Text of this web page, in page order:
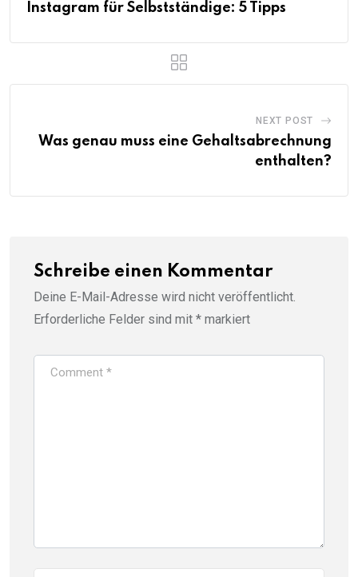
Instagram für Selbstständige: 5 Tipps
NEXT POST
Was genau muss eine Gehaltsabrechnung
enthalten?
Schreibe einen Kommentar
Deine E-Mail-Adresse wird nicht veröffentlicht.
Erforderliche Felder sind mit * markiert